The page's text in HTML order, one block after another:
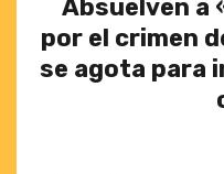
Absuelven a
por el crimen
se agota para